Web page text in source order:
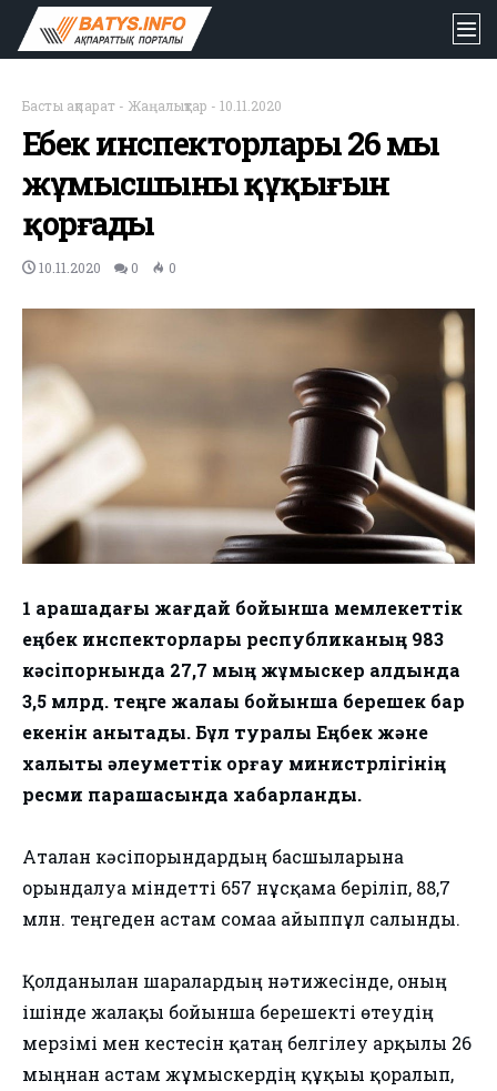
Басты ақпарат - Жаңалықтар - 10.11.2020
Еңбек инспекторлары 26 мың
жұмысшының құқығын
қорғады
10.11.2020 0 0
1 қарашадағы жағдай бойынша мемлекеттік
еңбек инспекторлары республиканың 983
кәсіпорнында 27,7 мың жұмыскер алдында
3,5 млрд. теңге жалақы бойынша берешек бар
екенін анықтады. Бұл туралы Еңбек және
халықты әлеуметтік қорғау министрлігінің
ресми парақшасында хабарланды.
Аталған кәсіпорындардың басшыларына
орындалуға міндетті 657 нұсқама беріліп, 88,7
млн. теңгеден астам сомаға айыппұл салынды.
Қолданылған шаралардың нәтижесінде, оның
ішінде жалақы бойынша берешекті өтеудің
мерзімі мен кестесін қатаң белгілеу арқылы 26
мыңнан астам жұмыскердің құқығы қорғалып,